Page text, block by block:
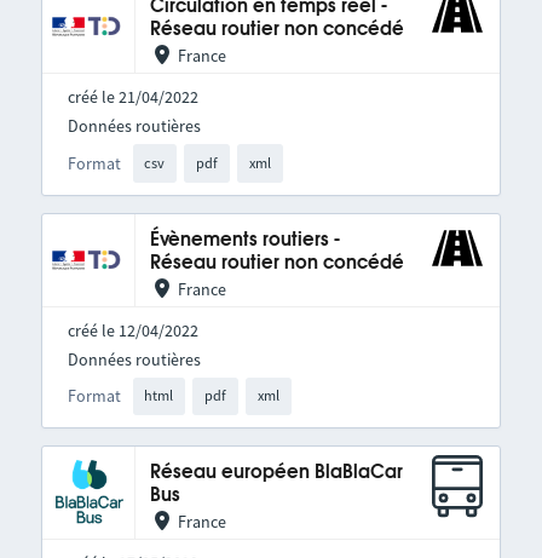
Circulation en temps réel -
Réseau routier non concédé
France
créé le 21/04/2022
Format csv pdf xml
Données routières
Évènements routiers -
Réseau routier non concédé
France
créé le 12/04/2022
Format html pdf xml
Données routières
Réseau européen BlaBlaCar
Bus
France